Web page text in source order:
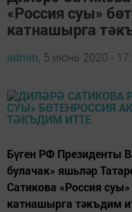
«Россия суы»
катнашырга
admin, 5 июнь 2020 -
Бүген РФ Президенты
булачак» яшьләр
Сатикова «Россия
катнашырга тәкъдим